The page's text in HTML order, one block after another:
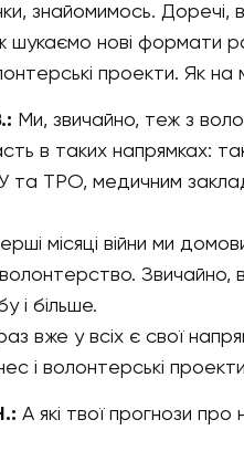
знайомимось. Доречі,
шукаємо нові формати
проекти. Як на
Ми, звичайно, теж з
в таких напрямках:
та ТРО, медичним
місяці війни ми
Звичайно,
і більше.
вже у всіх є свої
і волонтерські
А які твої прогнози про